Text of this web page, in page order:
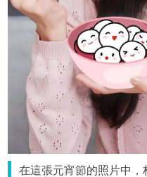
在這張元宵節的照片中